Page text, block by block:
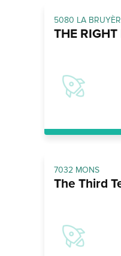
5080 LA
THE
7032 MONS
The Third